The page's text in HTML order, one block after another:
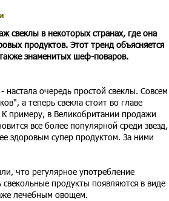
свеклы в некоторых странах, где она
продуктов. Этот тренд объясняется
знаменитых шеф-поваров.
настала очередь простой свеклы. Совсем
а теперь свекла стоит во главе
примеру, в Великобритании продажи
все более популярной среди звезд,
здоровым супер продуктом. За ними
что регулярное употребление
свекольные продукты появляются в виде
лечебным овощем.